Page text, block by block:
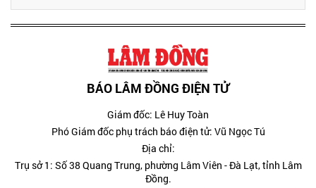
BÁO LÂM ĐỒNG ĐIỆN TỬ
Giám đốc: Lê Huy Toàn
Phó Giám đốc phụ trách báo điện tử: Vũ Ngọc Tú
Địa chỉ:
Trụ sở 1: Số 38 Quang Trung, phường Lâm Viên - Đà Lạt, tỉnh Lâm
Đồng.